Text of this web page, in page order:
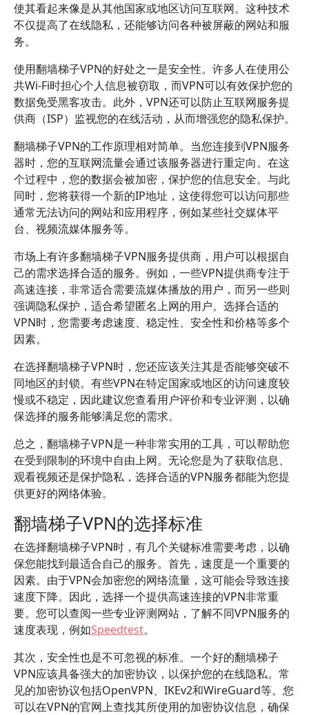
使其看起来像是从其他国家或地区访问互联网。这种技术
不仅提高了在线隐私，还能够访问各种被屏蔽的网站和服
务。
使用翻墙梯子VPN的好处之一是安全性。许多人在使用公
共Wi-Fi时担心个人信息被窃取，而VPN可以有效保护您的
数据免受黑客攻击。此外，VPN还可以防止互联网服务提
供商（ISP）监视您的在线活动，从而增强您的隐私保护。
翻墙梯子VPN的工作原理相对简单。当您连接到VPN服务
器时，您的互联网流量会通过该服务器进行重定向。在这
个过程中，您的数据会被加密，保护您的信息安全。与此
同时，您将获得一个新的IP地址，这使得您可以访问那些
通常无法访问的网站和应用程序，例如某些社交媒体平
台、视频流媒体服务等。
市场上有许多翻墙梯子VPN服务提供商，用户可以根据自
己的需求选择合适的服务。例如，一些VPN提供商专注于
高速连接，非常适合需要流媒体播放的用户，而另一些则
强调隐私保护，适合希望匿名上网的用户。选择合适的
VPN时，您需要考虑速度、稳定性、安全性和价格等多个
因素。
在选择翻墙梯子VPN时，您还应该关注其是否能够突破不
同地区的封锁。有些VPN在特定国家或地区的访问速度较
慢或不稳定，因此建议您查看用户评价和专业评测，以确
保选择的服务能够满足您的需求。
总之，翻墙梯子VPN是一种非常实用的工具，可以帮助您
在受到限制的环境中自由上网。无论您是为了获取信息、
观看视频还是保护隐私，选择合适的VPN服务都能为您提
供更好的网络体验。
翻墙梯子VPN的选择标准
在选择翻墙梯子VPN时，有几个关键标准需要考虑，以确
保您能找到最适合自己的服务。首先，速度是一个重要的
因素。由于VPN会加密您的网络流量，这可能会导致连接
速度下降。因此，选择一个提供高速连接的VPN非常重
要。您可以查阅一些专业评测网站，了解不同VPN服务的
速度表现，例如Speedtest。
其次，安全性也是不可忽视的标准。一个好的翻墙梯子
VPN应该具备强大的加密协议，以保护您的在线隐私。常
见的加密协议包括OpenVPN、IKEv2和WireGuard等。您
可以在VPN的官网上查找其所使用的加密协议信息，确保